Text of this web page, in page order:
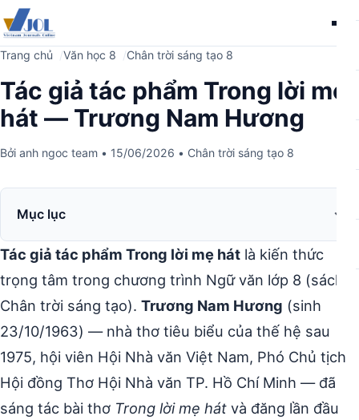
Trang chủ Văn học 8 Chân trời sáng tạo 8
Tác giả tác phẩm Trong lời mẹ
hát — Trương Nam Hương
Bởi anh ngoc team • 15/06/2026 • Chân trời sáng tạo 8
Mục lục
Tác giả tác phẩm Trong lời mẹ hát là kiến thức
trọng tâm trong chương trình Ngữ văn lớp 8 (sách
Chân trời sáng tạo). Trương Nam Hương (sinh
23/10/1963) — nhà thơ tiêu biểu của thế hệ sau
1975, hội viên Hội Nhà văn Việt Nam, Phó Chủ tịch
Hội đồng Thơ Hội Nhà văn TP. Hồ Chí Minh — đã
sáng tác bài thơ Trong lời mẹ hát và đăng lần đầu